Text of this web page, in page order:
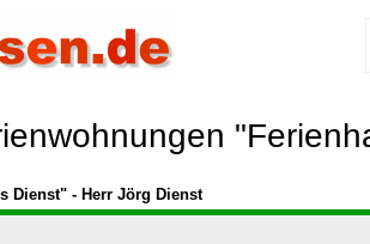
Dienst" - Herr Jörg Dienst